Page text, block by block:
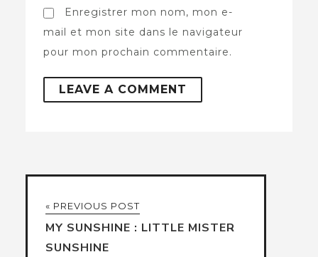
Enregistrer mon nom, mon e-
mail et mon site dans le navigateur
pour mon prochain commentaire.
« PREVIOUS POST
MY SUNSHINE : LITTLE MISTER
SUNSHINE